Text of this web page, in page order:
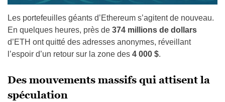
Les portefeuilles géants d’Ethereum s’agitent de nouveau.
En quelques heures, près de 374 millions de dollars
d’ETH ont quitté des adresses anonymes, réveillant
l’espoir d’un retour sur la zone des 4 000 $.
Des mouvements massifs qui attisent la
spéculation